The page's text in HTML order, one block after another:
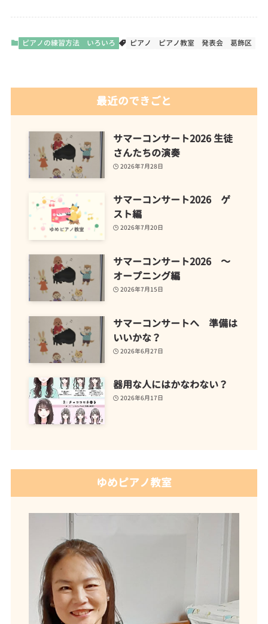
ピアノの練習方法 いろいろ ピアノ ピアノ教室 発表会 葛飾区
最近のできごと
サマーコンサート2026 生徒
さんたちの演奏
2026年7月28日
サマーコンサート2026 ゲ
スト編
2026年7月20日
サマーコンサート2026 ～
オープニング編
2026年7月15日
サマーコンサートへ 準備は
いいかな？
2026年6月27日
器用な人にはかなわない？
2026年6月17日
ゆめピアノ教室